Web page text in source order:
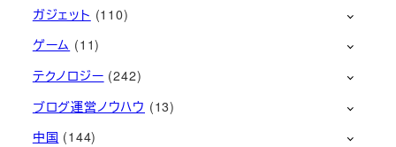
ガジェット (110)
ゲーム (11)
テクノロジー (242)
ブログ運営ノウハウ (13)
中国 (144)